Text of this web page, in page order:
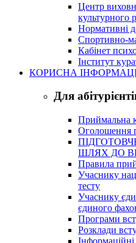
Центр
культурного
Нормативні
Спортивно-
Кабінет
Інститут
КОРИСНА
Для
Приймальна
Оголошення
ШЛЯХ ДО
Правила
Учаснику
тесту
Учаснику
єдиного
Програми
Розклади
Інформаційні